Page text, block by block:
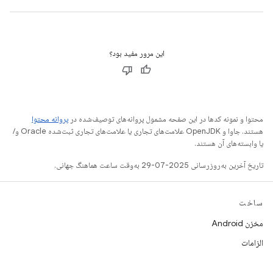
این مرور مفید بود؟
محتوا و نمونه کدها در این صفحه مشمول پروانه‌های توصیف‌شده در پروانه محتوا
هستند. جاوا و OpenJDK علامت‌های تجاری یا علامت‌های تجاری ثبت‌شده Oracle و/
یا وابسته‌های آن هستند.
تاریخ آخرین به‌روزرسانی 2025-07-29 به‌وقت ساعت هماهنگ جهانی.
ساخت
مخزن Android
الزامات